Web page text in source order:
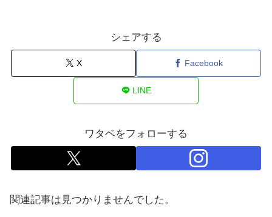
シェアする
X Facebook
LINE
ワタベをフォローする
関連記事は見つかりませんでした。